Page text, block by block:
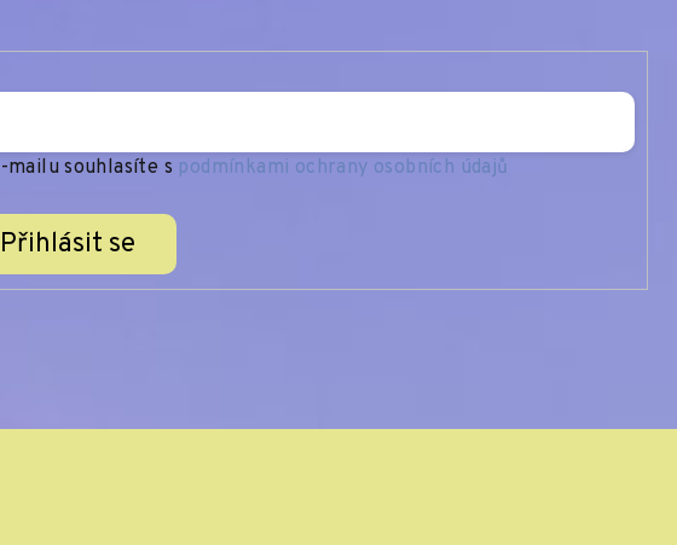
mailu souhlasíte s podmínkami ochrany osobních údajů
Přihlásit se